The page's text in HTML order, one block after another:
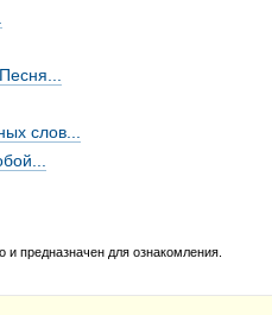
слов...
и предназначен для ознакомления.